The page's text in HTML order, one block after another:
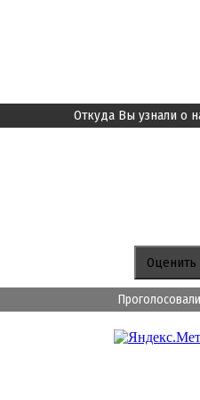
Откуда Вы узнали о